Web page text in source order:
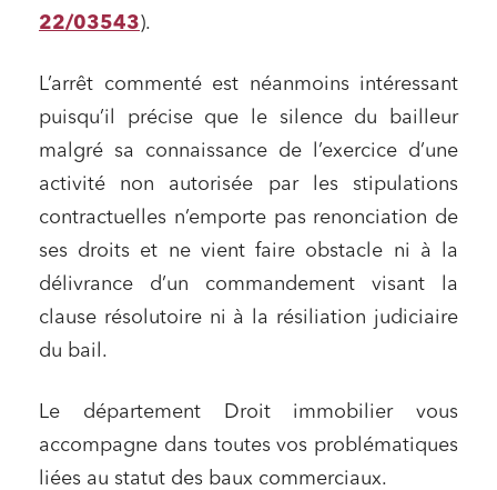
22/03543).
L’arrêt commenté est néanmoins intéressant
puisqu’il précise que le silence du bailleur
malgré sa connaissance de l’exercice d’une
activité non autorisée par les stipulations
contractuelles n’emporte pas renonciation de
ses droits et ne vient faire obstacle ni à la
délivrance d’un commandement visant la
clause résolutoire ni à la résiliation judiciaire
du bail.
Le département Droit immobilier vous
accompagne dans toutes vos problématiques
liées au statut des baux commerciaux.
Mobilité et transport
Droit du numérique, données et conformité
Relations sociales et droit du travail
Services publics et collectivités
Commande publique
Environnement
Urbanisme et aménagement
Droit des sociétés et Fusions-Acquisitions